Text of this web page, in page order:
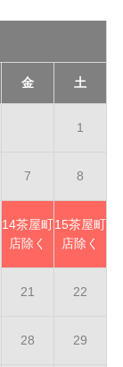
金 土
1
7 8
14茶屋町
店除く
15茶屋町
店除く
21 22
28 29